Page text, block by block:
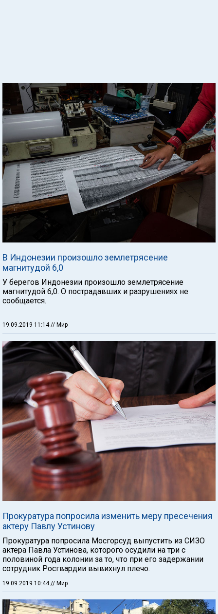
В Индонезии произошло землетрясение
магнитудой 6,0
У берегов Индонезии произошло землетрясение
магнитудой 6,0. О пострадавших и разрушениях не
сообщается.
19.09.2019 11:14// Мир
Прокуратура попросила изменить меру пресечения
актеру Павлу Устинову
Прокуратура попросила Мосгорсуд выпустить из СИЗО
актера Павла Устинова, которого осудили на три с
половиной года колонии за то, что при его задержании
сотрудник Росгвардии вывихнул плечо.
19.09.2019 10:44 // Мир